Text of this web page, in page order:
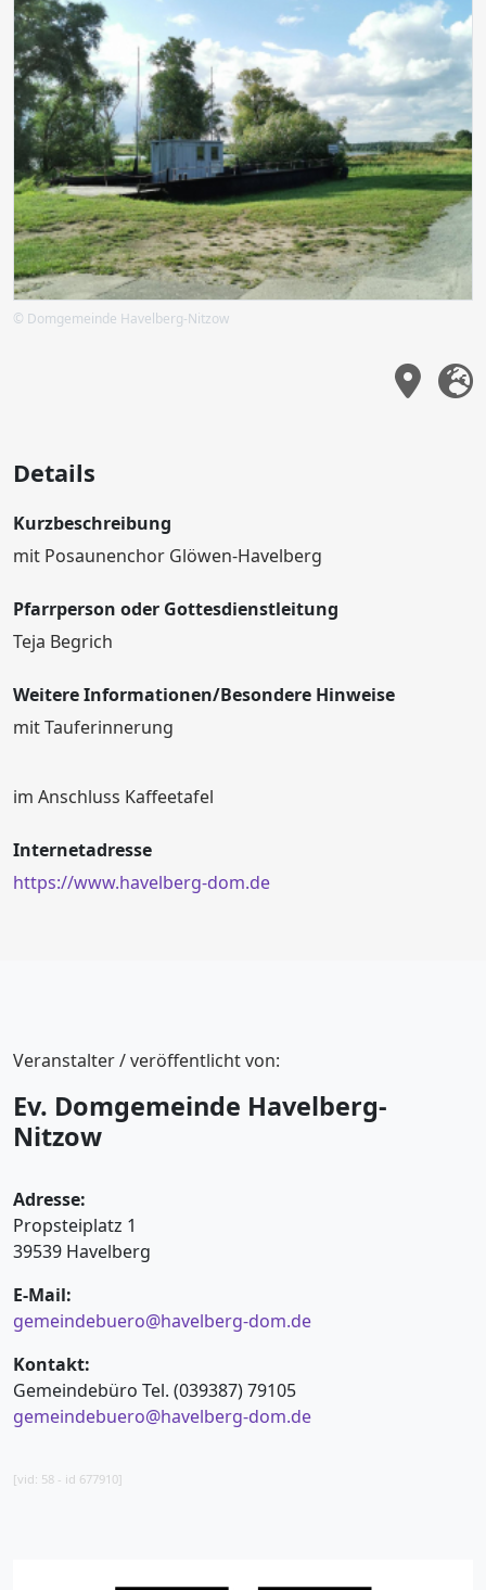
© Domgemeinde Havelberg-Nitzow
Details
Kurzbeschreibung
mit Posaunenchor Glöwen-Havelberg
Pfarrperson oder Gottesdienstleitung
Teja Begrich
Weitere Informationen/Besondere Hinweise
mit Tauferinnerung
im Anschluss Kaffeetafel
Internetadresse
https://www.havelberg-dom.de
Veranstalter / veröffentlicht von:
Ev. Domgemeinde Havelberg-
Nitzow
Adresse:
Propsteiplatz 1
39539 Havelberg
E-Mail:
gemeindebuero@havelberg-dom.de
Kontakt:
Gemeindebüro Tel. (039387) 79105
gemeindebuero@havelberg-dom.de
[vid: 58 - id 677910]